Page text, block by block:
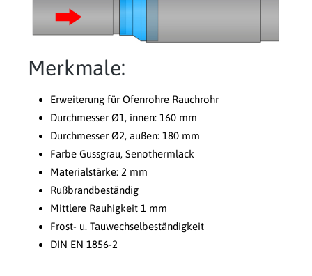
Merkmale:
Erweiterung für Ofenrohre Rauchrohr
Durchmesser Ø1, innen: 160 mm
Durchmesser Ø2, außen: 180 mm
Farbe Gussgrau, Senothermlack
Materialstärke: 2 mm
Rußbrandbeständig
Mittlere Rauhigkeit 1 mm
Frost- u. Tauwechselbeständigkeit
DIN EN 1856-2